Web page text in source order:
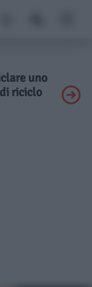
uno
riciclo